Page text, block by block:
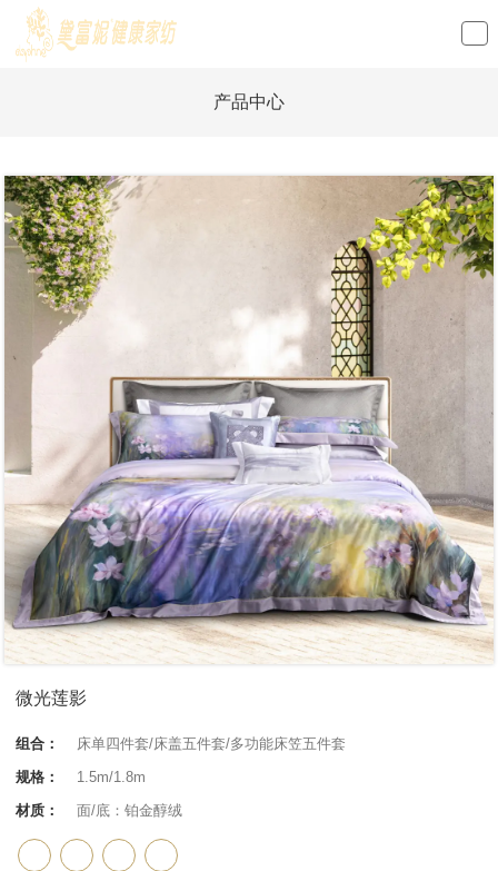
loading
产品中心
微光莲影
组合：
床单四件套/床盖五件套/多功能床笠五件套
规格：
1.5m/1.8m
材质：
面/底：铂金醇绒